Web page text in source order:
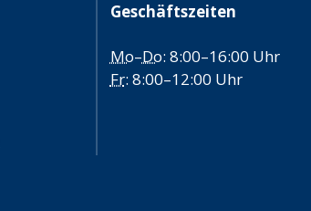
Geschäftszeiten
Mo–Do: 8:00–16:00 Uhr
Fr: 8:00–12:00 Uhr